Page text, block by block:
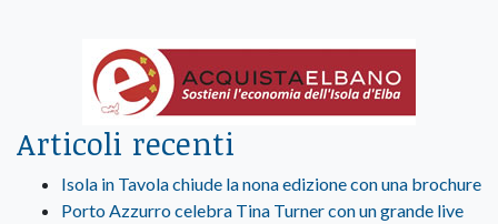
Articoli recenti
Isola in Tavola chiude la nona edizione con una brochure
Porto Azzurro celebra Tina Turner con un grande live